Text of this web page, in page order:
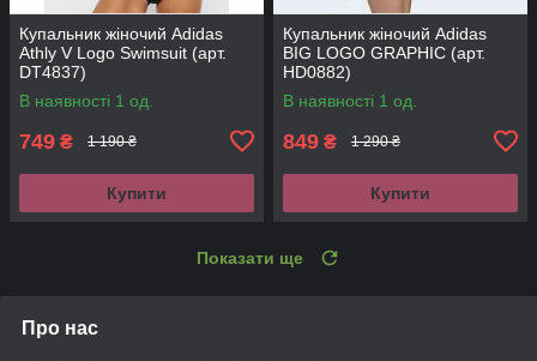
Купальник жіночий Adidas
Athly V Logo Swimsuit (арт.
DT4837)
В наявності 1 од.
749 ₴ 1 190 ₴
Купити
Купальник жіночий Adidas
BIG LOGO GRAPHIC (арт.
HD0882)
В наявності 1 од.
849 ₴ 1 290 ₴
Купити
Показати ще
Про нас